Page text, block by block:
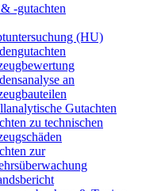
-gutachten
(HU)
an
Gutachten
zu technischen
zur